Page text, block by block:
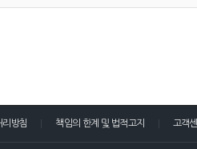
리방침 책임의 한계 및 법적고지 고객